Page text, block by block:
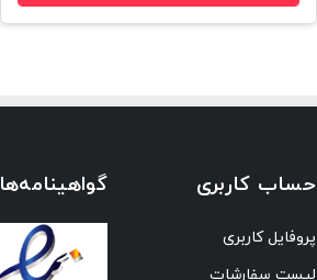
حساب کاربری
پروفایل کاربری
لیست سفارشات
گواهینامه‌ها